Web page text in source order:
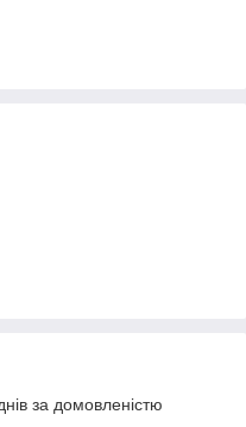
за домовленістю